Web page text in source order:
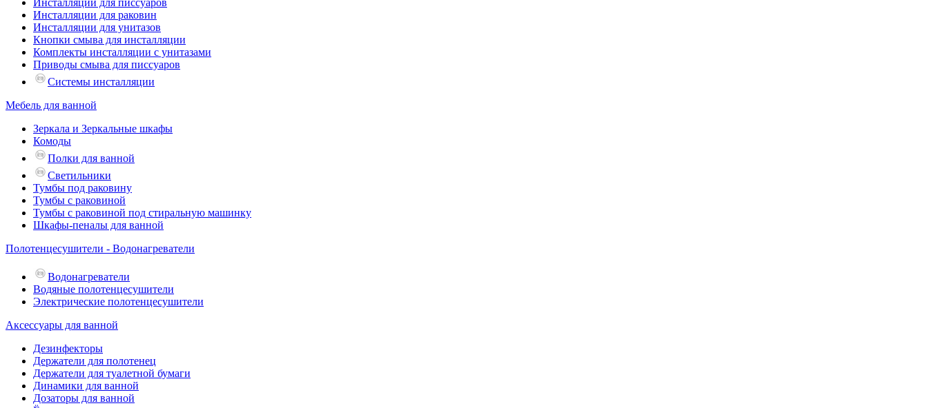
Инсталляции для писсуаров
Инсталляции для раковин
Инсталляции для унитазов
Кнопки смыва для инсталляции
Комплекты инсталляции с унитазами
Приводы смыва для писсуаров
Системы инсталляции
Мебель для ванной
Зеркала и Зеркальные шкафы
Комоды
Полки для ванной
Светильники
Тумбы под раковину
Тумбы с раковиной
Тумбы с раковиной под стиральную машинку
Шкафы-пеналы для ванной
Полотенцесушители - Водонагреватели
Водонагреватели
Водяные полотенцесушители
Электрические полотенцесушители
Аксессуары для ванной
Дезинфекторы
Держатели для полотенец
Держатели для туалетной бумаги
Динамики для ванной
Дозаторы для ванной